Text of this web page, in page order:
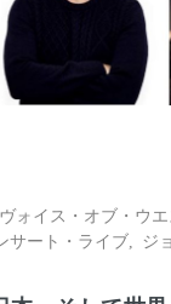
ヴォイス・オブ・ウ
サート・ライブ
ジ